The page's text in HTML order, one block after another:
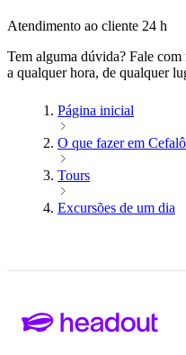
Atendimento ao cliente 24 h
Tem alguma dúvida? Fale com
a qualquer hora, de qualquer
Página inicial
O que fazer em
Tours
Excursões de um dia